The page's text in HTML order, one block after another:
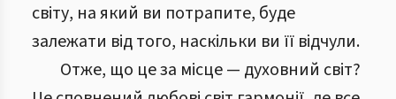
світу, на який ви потрапите, буде
залежати від того, наскільки ви її відчули.
Отже, що це за місце — духовний світ?